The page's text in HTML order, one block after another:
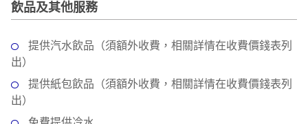
飲品及其他服務
提供汽水飲品（須額外收費，相關詳情在收費價錢表列
出）
提供紙包飲品（須額外收費，相關詳情在收費價錢表列
出）